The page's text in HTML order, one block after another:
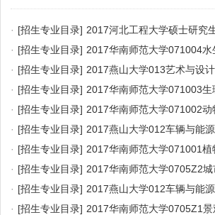
· [招生专业目录] 2017河北工程大学硕士研究
· [招生专业目录] 2017华南师范大学071004水
· [招生专业目录] 2017燕山大学013艺术与设
· [招生专业目录] 2017华南师范大学071003
· [招生专业目录] 2017华南师范大学071002
· [招生专业目录] 2017燕山大学012车辆与能
· [招生专业目录] 2017华南师范大学071001植
· [招生专业目录] 2017华南师范大学0705Z2
· [招生专业目录] 2017燕山大学012车辆与能
· [招生专业目录] 2017华南师范大学0705Z1